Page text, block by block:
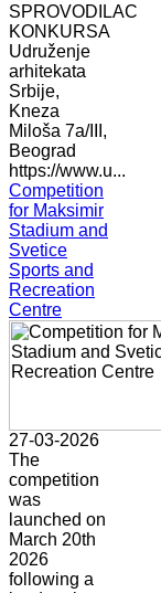
SPROVODILAC
KONKURSA
Udruženje
arhitekata
Srbije,
Kneza
Miloša 7a/III,
Beograd
https://www.u...
Competition
for Maksimir
Stadium and
Svetice
Sports and
Recreation
Centre
27-03-2026
The
competition
was
launched on
March 20th
2026
following a